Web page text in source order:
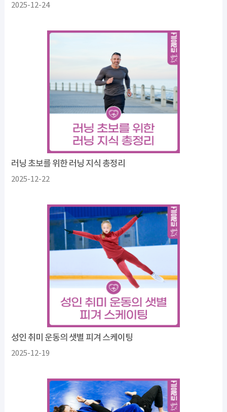
2025-12-24
러닝 초보를 위한 러닝 지식 총정리
2025-12-22
성인 취미 운동의 샛별 피겨 스케이팅
2025-12-19